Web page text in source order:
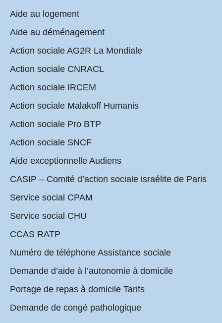
Aide au logement
Aide au déménagement
Action sociale AG2R La Mondiale
Action sociale CNRACL
Action sociale IRCEM
Action sociale Malakoff Humanis
Action sociale Pro BTP
Action sociale SNCF
Aide exceptionnelle Audiens
CASIP – Comité d’action sociale israélite de Paris
Service social CPAM
Service social CHU
CCAS RATP
Numéro de téléphone Assistance sociale
Demande d’aide à l’autonomie à domicile
Portage de repas à domicile Tarifs
Demande de congé pathologique